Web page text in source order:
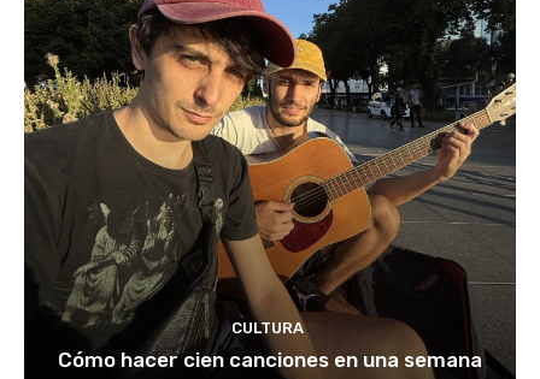
CULTURA
Cómo hacer cien canciones en una semana